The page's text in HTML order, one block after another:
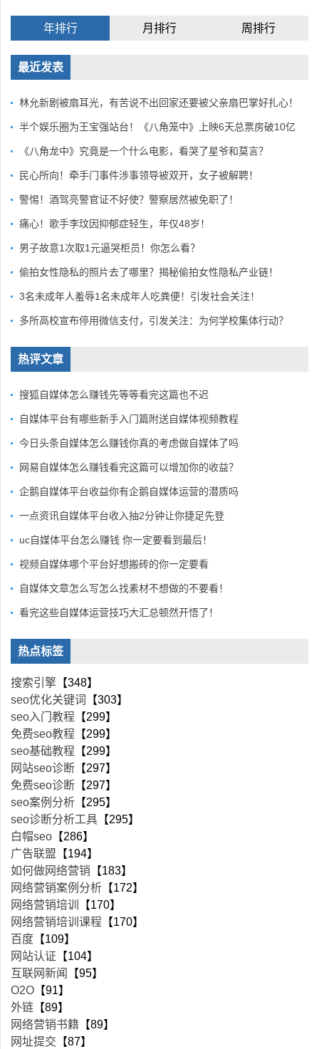
年排行 月排行 周排行
最近发表
林允新剧被扇耳光，有苦说不出回家还要被父亲扇巴掌好扎心！
半个娱乐圈为王宝强站台！《八角笼中》上映6天总票房破10亿
《八角龙中》究竟是一个什么电影，看哭了星爷和莫言？
民心所向！牵手门事件涉事领导被双开，女子被解聘！
警惕！酒驾亮警官证不好使？警察居然被免职了！
痛心！歌手李玟因抑郁症轻生，年仅48岁！
男子故意1次取1元逼哭柜员！你怎么看？
偷拍女性隐私的照片去了哪里？揭秘偷拍女性隐私产业链！
3名未成年人羞辱1名未成年人吃粪便！引发社会关注！
多所高校宣布停用微信支付，引发关注：为何学校集体行动？
热评文章
搜狐自媒体怎么赚钱先等等看完这篇也不迟
自媒体平台有哪些新手入门篇附送自媒体视频教程
今日头条自媒体怎么赚钱你真的考虑做自媒体了吗
网易自媒体怎么赚钱看完这篇可以增加你的收益？
企鹅自媒体平台收益你有企鹅自媒体运营的潜质吗
一点资讯自媒体平台收入抽2分钟让你捷足先登
uc自媒体平台怎么赚钱 你一定要看到最后！
视频自媒体哪个平台好想搬砖的你一定要看
自媒体文章怎么写怎么找素材不想做的不要看！
看完这些自媒体运营技巧大汇总顿然开悟了！
热点标签
搜索引擎 【348】
seo优化关键词
【303】
seo入门教程 【299】
免费seo教程 【299】
seo基础教程 【299】
网站seo诊断 【297】
免费seo诊断 【297】
seo案例分析 【295】
seo诊断分析工具 【295】
白帽seo 【286】
广告联盟 【194】
如何做网络营销 【183】
网络营销案例分析 【172】
网络营销培训
【170】
网络营销培训课程 【170】
百度 【109】
网站认证 【104】
互联网新闻
【95】
O2O 【91】
外链 【89】
网络营销书籍 【89】
网址提交 【87】